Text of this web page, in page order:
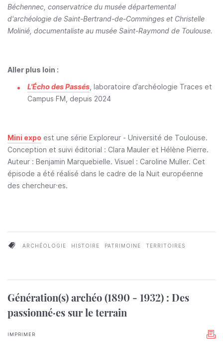
Béchennec, conservatrice du musée départemental
d'archéologie de Saint-Bertrand-de-Comminges et Christelle
Molinié, documentaliste au musée Saint-Raymond de Toulouse.
Aller plus loin :
L'Écho des Passés, laboratoire d’archéologie Traces et
Campus FM, depuis 2024
Mini expo est une série Exploreur - Université de Toulouse.
Conception et suivi éditorial : Clara Mauler et Hélène Pierre.
Auteur : Benjamin Marquebielle. Visuel : Caroline Muller. Cet
épisode a été réalisé dans le cadre de la Nuit européenne
des chercheur·es.
ARCHÉOLOGIE HISTOIRE PATRIMOINE TERRITOIRES
Génération(s) archéo (1890 - 1932) : Des
passionné·es sur le terrain
IMPRIMER